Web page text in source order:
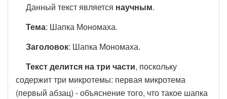
Данный текст является научным.
Тема: Шапка Мономаха.
Заголовок: Шапка Мономаха.
Текст делится на три части, поскольку
содержит три микротемы: первая микротема
(первый абзац) - объяснение того, что такое шапка